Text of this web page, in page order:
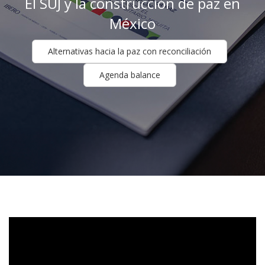
¡Más rápido! ¡Más seguro!
-Utilízalo ya para la entrada y la salida.
Protocolo para referir al
Centro Ibero Acompaña.
El Centro se ubica en el puente de la
DGMU, planta alta del Edificio D.
Tel. (871) 7051010, extensión 1088.
México
Alternativas hacia la paz con reconciliación
Agenda balance